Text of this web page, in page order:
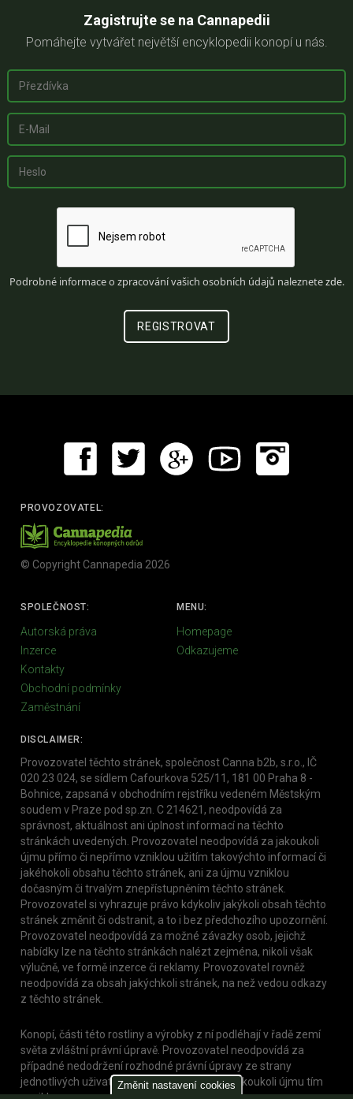
Změnit nastavení cookies
Zagistrujte se na Cannapedii
Pomáhejte vytvářet největší encyklopedii konopí u nás.
Podrobné informace o zpracování vašich osobních údajů naleznetezde.
PROVOZOVATEL:
© Copyright Cannapedia 2026
SPOLEČNOST:
Autorská práva
Inzerce
Kontakty
Obchodní podmínky
Zaměstnání
MENU:
Homepage
Odkazujeme
DISCLAIMER:
Provozovatel těchto stránek, společnost Canna b2b, s.r.o., IČ
020 23 024, se sídlem Cafourkova 525/11, 181 00 Praha 8 -
Bohnice, zapsaná v obchodním rejstříku vedeném Městským
soudem v Praze pod sp.zn. C 214621, neodpovídá za
správnost, aktuálnost ani úplnost informací na těchto
stránkách uvedených. Provozovatel neodpovídá za jakoukoli
újmu přímo či nepřímo vzniklou užitím takovýchto informací či
jakéhokoli obsahu těchto stránek, ani za újmu vzniklou
dočasným či trvalým znepřístupněním těchto stránek.
Provozovatel si vyhrazuje právo kdykoliv jakýkoli obsah těchto
stránek změnit či odstranit, a to i bez předchozího upozornění.
Provozovatel neodpovídá za možné závazky osob, jejichž
nabídky lze na těchto stránkách nalézt zejména, nikoli však
výlučně, ve formě inzerce či reklamy. Provozovatel rovněž
neodpovídá za obsah jakýchkoli stránek, na než vedou odkazy
z těchto stránek.
Konopí, části této rostliny a výrobky z ní podléhají v řadě zemí
světa zvláštní právní úpravě. Provozovatel neodpovídá za
případné nedodržení rozhodné právní úpravy ze strany
jednotlivých uživatelů těchto stránek, nebo jakoukoli újmu tím